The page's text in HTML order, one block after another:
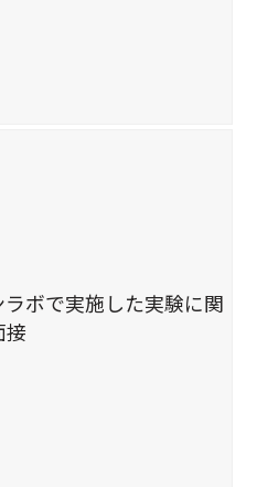
ボで実施した実験に関
接